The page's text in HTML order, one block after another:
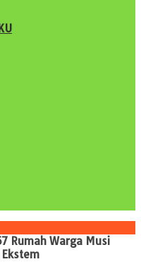
Rumah Warga Musi